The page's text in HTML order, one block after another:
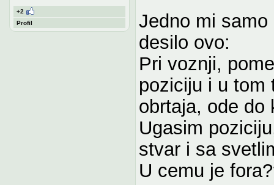
+2
Profil
Jedno mi
desilo ovo:
Pri voznji,
poziciju i u tom
obrtaja, ode do
Ugasim
stvar i sa
U cemu je